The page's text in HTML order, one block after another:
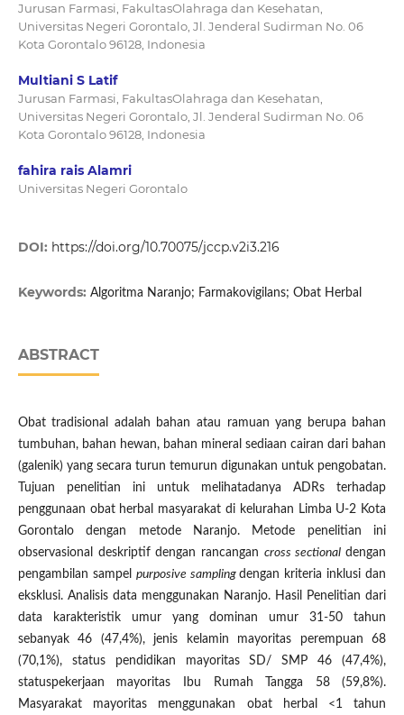
Jurusan Farmasi, FakultasOlahraga dan Kesehatan,
Universitas Negeri Gorontalo, Jl. Jenderal Sudirman No. 06
Kota Gorontalo 96128, Indonesia
Multiani S Latif
Jurusan Farmasi, FakultasOlahraga dan Kesehatan,
Universitas Negeri Gorontalo, Jl. Jenderal Sudirman No. 06
Kota Gorontalo 96128, Indonesia
fahira rais Alamri
Universitas Negeri Gorontalo
DOI: https://doi.org/10.70075/jccp.v2i3.216
Keywords: Algoritma Naranjo; Farmakovigilans; Obat Herbal
ABSTRACT
Obat tradisional adalah bahan atau ramuan yang berupa bahan
tumbuhan, bahan hewan, bahan mineral sediaan cairan dari bahan
(galenik) yang secara turun temurun digunakan untuk pengobatan.
Tujuan penelitian ini untuk melihatadanya ADRs terhadap
penggunaan obat herbal masyarakat di kelurahan Limba U-2 Kota
Gorontalo dengan metode Naranjo. Metode penelitian ini
observasional deskriptif dengan rancangan cross sectionaldengan
pengambilan sampel purposive samplingdengan kriteria inklusi dan
eksklusi. Analisis data menggunakan Naranjo. Hasil Penelitian dari
data karakteristik umur yang dominan umur 31-50 tahun
sebanyak 46 (47,4%), jenis kelamin mayoritas perempuan 68
(70,1%), status pendidikan mayoritas SD/ SMP 46 (47,4%),
statuspekerjaan mayoritas Ibu Rumah Tangga 58 (59,8%).
Masyarakat mayoritas menggunakan obat herbal <1 tahun